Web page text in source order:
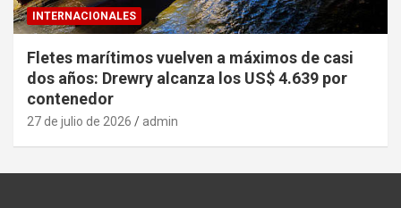
INTERNACIONALES
Fletes marítimos vuelven a máximos de casi
dos años: Drewry alcanza los US$ 4.639 por
contenedor
27 de julio de 2026 admin